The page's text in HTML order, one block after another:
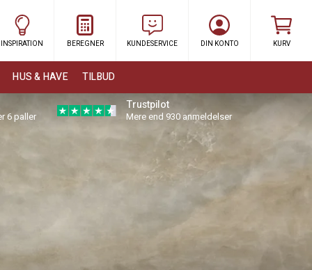
INSPIRATION BEREGNER KUNDESERVICE DIN KONTO KURV
HUS & HAVE
TILBUD
6 paller
Trustpilot
Mere end 930 anmeldelser